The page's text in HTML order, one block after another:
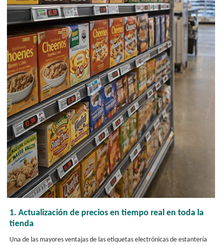
1. Actualización de precios en tiempo real en toda la
tienda
Una de las mayores ventajas de las etiquetas electrónicas de estantería